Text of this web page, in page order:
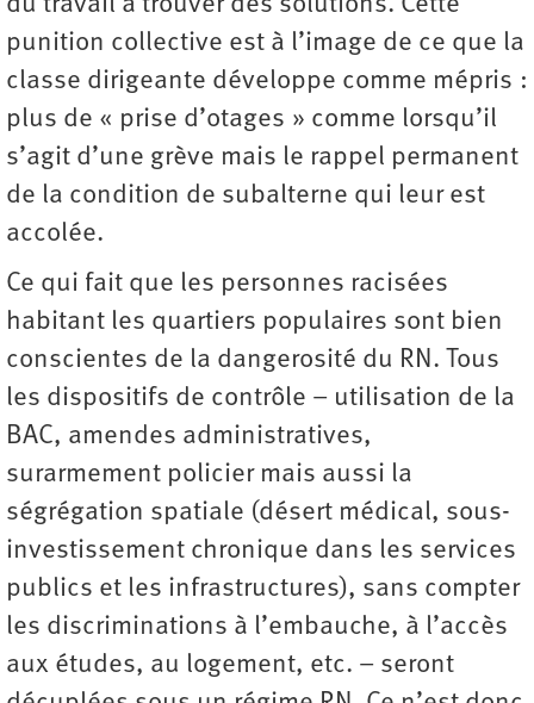
punition collective est à l’image de ce que la
classe dirigeante développe comme mépris :
plus de « prise d’otages » comme lorsqu’il
s’agit d’une grève mais le rappel permanent
de la condition de subalterne qui leur est
accolée.
Ce qui fait que les personnes racisées
habitant les quartiers populaires sont bien
conscientes de la dangerosité du RN. Tous
les dispositifs de contrôle – utilisation de la
BAC, amendes administratives,
surarmement policier mais aussi la
ségrégation spatiale (désert médical, sous-
investissement chronique dans les services
publics et les infrastructures), sans compter
les discriminations à l’embauche, à l’accès
aux études, au logement, etc. – seront